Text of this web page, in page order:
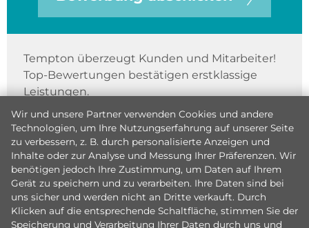
Tempton überzeugt Kunden und Mitarbeiter!
Top-Bewertungen bestätigen erstklassige
Leistungen.
Wir und unsere Partner verwenden Cookies und andere
Technologien, um Ihre Nutzungserfahrung auf unserer Seite
zu verbessern, z. B. durch personalisierte Anzeigen und
Inhalte oder zur Analyse und Messung Ihrer Präferenzen. Wir
benötigen jedoch Ihre Zustimmung, um Daten auf Ihrem
Gerät zu speichern und zu verarbeiten. Ihre Daten sind bei
uns sicher und werden nicht an Dritte verkauft. Durch
Klicken auf die entsprechende Schaltfläche, stimmen Sie der
Speicherung und Verarbeitung Ihrer Daten durch uns und